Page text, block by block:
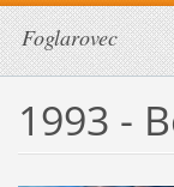
Foglarovec
1993 -